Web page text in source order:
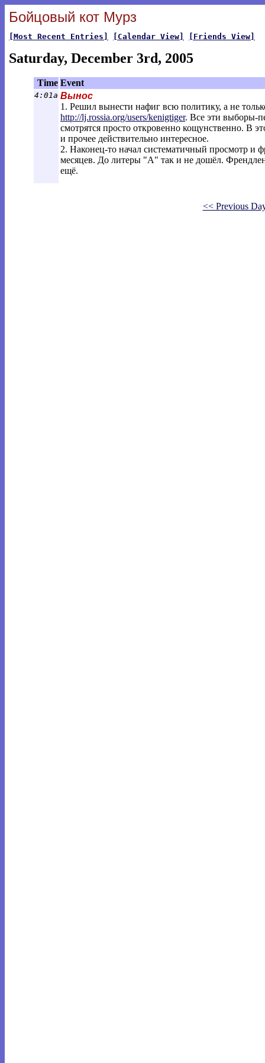
Бойцовый кот Мурз
[Most Recent Entries] [Calendar View] [Friends View]
Saturday, December 3rd, 2005
Time Event
4:01a Вынос
1. Решил вынести нафиг всю политику, а не
http://lj.rossia.org/users/kenigtiger. Все эти выборы-
смотрятся просто откровенно кощунственно. В
и прочее действительно интересное.
2. Наконец-то начал систематичный просмотр и
месяцев. До литеры "А" так и не дошёл.
ещё.
<< Previous